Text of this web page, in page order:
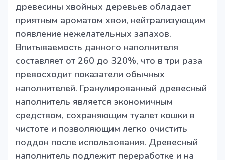
древесины хвойных деревьев обладает
приятным ароматом хвои, нейтрализующим
появление нежелательных запахов.
Впитываемость данного наполнителя
составляет от 260 до 320%, что в три раза
превосходит показатели обычных
наполнителей. Гранулированный древесный
наполнитель является экономичным
средством, сохраняющим туалет кошки в
чистоте и позволяющим легко очистить
поддон после использования. Древесный
наполнитель подлежит переработке и на